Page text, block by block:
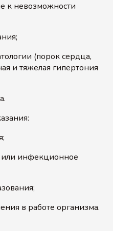
к невозможности
(порок сердца,
и тяжелая гипертония
или инфекционное
в работе организма.